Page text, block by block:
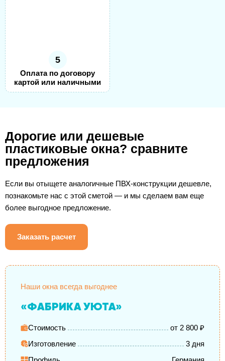
5
Оплата по договору
картой или наличными
Дорогие или дешевые
пластиковые окна? сравните
предложения
Если вы отыщете аналогичные ПВХ-конструкции дешевле,
познакомьте нас с этой сметой — и мы сделаем вам еще
более выгодное предложение.
Заказать расчет
Наши окна всегда выгоднее
«ФАБРИКА УЮТА»
Стоимость
от 2 800 ₽
Изготовление
3 дня